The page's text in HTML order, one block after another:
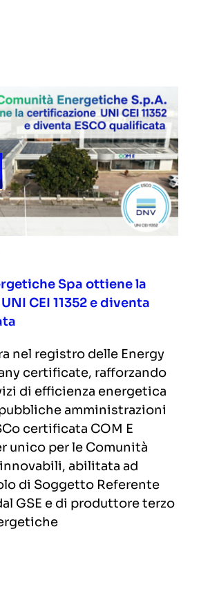
Spa ottiene la
CEI 11352 e diventa
nel registro delle Energy
certificate, rafforzando
di efficienza energetica
amministrazioni
certificata COM E
unico per le Comunità
abilitata ad
di Soggetto Referente
GSE e di produttore terzo